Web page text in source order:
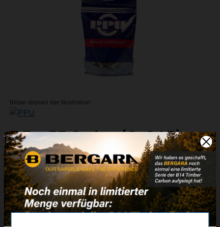
Bilder dienen der Illustration
7,5 x 55 Swiss (C-345)
Artikelnummer:36-02130
Weitere Informationen
✔VE: 50 St. (Karton 20x50)
46,95 €